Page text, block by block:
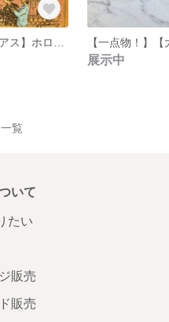
展示中
覧
いて
たい
販売
販売